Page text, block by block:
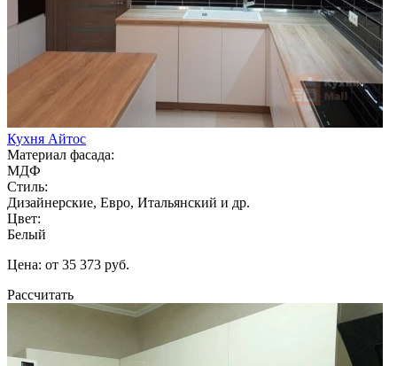
Кухня Айтос
Материал фасада:
МДФ
Стиль:
Дизайнерские, Евро, Итальянский и др.
Цвет:
Белый
Цена: от 35 373 руб.
Рассчитать